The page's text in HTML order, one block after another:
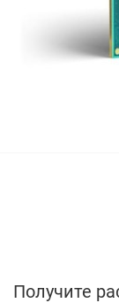
Получите